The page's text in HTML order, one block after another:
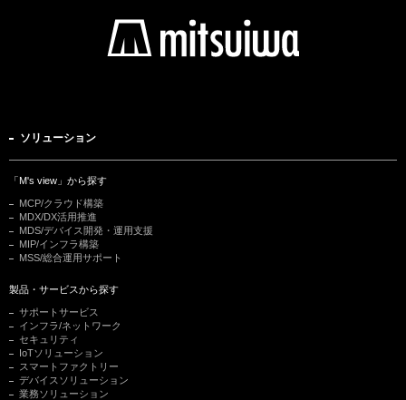
ソリューション
「M's view」から探す
MCP/クラウド構築
MDX/DX活用推進
MDS/デバイス開発・運用支援
MIP/インフラ構築
MSS/総合運用サポート
製品・サービスから探す
サポートサービス
インフラ/ネットワーク
セキュリティ
IoTソリューション
スマートファクトリー
デバイスソリューション
業務ソリューション